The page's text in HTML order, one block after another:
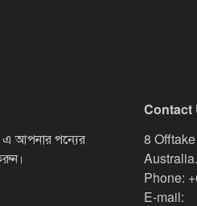
এ আপনার পন্যের
Contact
8
Australia.
Phone:
E-mail: